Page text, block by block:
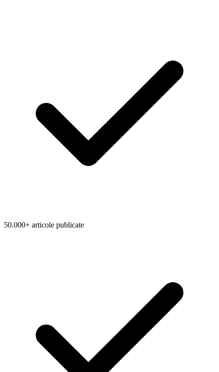
50.000+ articole publicate